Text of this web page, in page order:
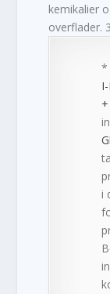
kemikalier
overflader.
*
i